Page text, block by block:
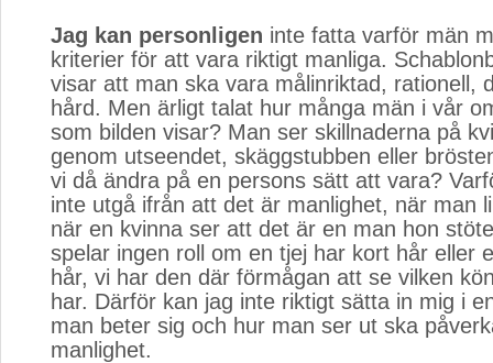
Jag kan personligen inte fatta varför män
kriterier för att vara riktigt manliga.
visar att man ska vara målinriktad, rationell,
hård. Men ärligt talat hur många män i vår
som bilden visar? Man ser skillnaderna på
genom utseendet, skäggstubben eller
vi då ändra på en persons sätt att vara?
inte utgå ifrån att det är manlighet, när man
när en kvinna ser att det är en man hon
spelar ingen roll om en tjej har kort hår eller
hår, vi har den där förmågan att se vilken
har. Därför kan jag inte riktigt sätta in mig i
man beter sig och hur man ser ut ska
manlighet.